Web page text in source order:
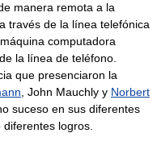
manera remota a la
través de la línea telefónica
computadora
la línea de teléfono.
que presenciaron la
, John Mauchly y Norbert
suceso en sus diferentes
logros.